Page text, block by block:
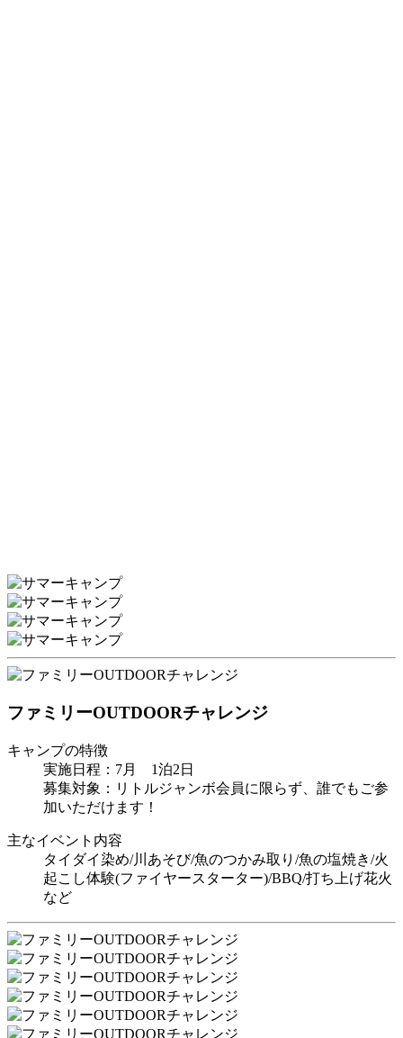
ファミリーOUTDOORチャレンジ
キャンプの特徴
実施日程：7月 1泊2日
募集対象：リトルジャンボ会員に限らず、誰でもご参
加いただけます！
主なイベント内容
タイダイ染め/川あそび/魚のつかみ取り/魚の塩焼き/火
起こし体験(ファイヤースターター)/BBQ/打ち上げ花火
など